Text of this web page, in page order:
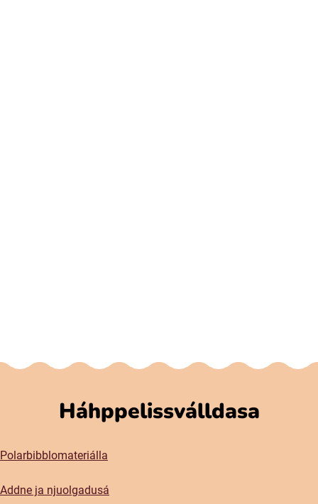
Háhppelissválldasa
Polarbibblomateriálla
Addne ja njuolgadusá